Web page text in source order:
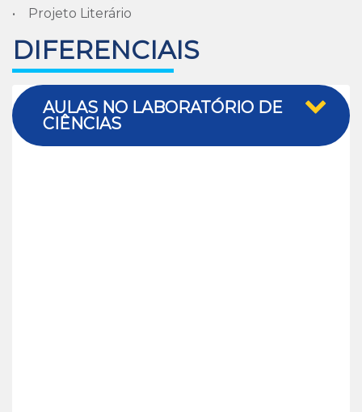
• Projeto Literário
DIFERENCIAIS
AULAS NO LABORATÓRIO DE
CIÊNCIAS